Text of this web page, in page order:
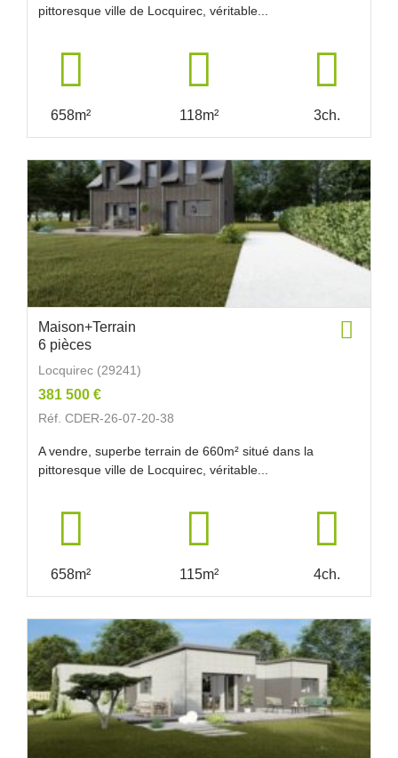
pittoresque ville de Locquirec, véritable...
658m² 118m² 3ch.
Maison+Terrain
6 pièces
Locquirec (29241)
381 500 €
Réf. CDER-26-07-20-38
A vendre, superbe terrain de 660m² situé dans la
pittoresque ville de Locquirec, véritable...
658m² 115m² 4ch.